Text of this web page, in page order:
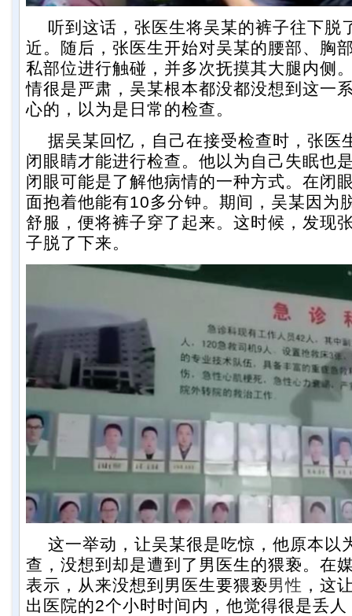
听到这话，张医生将吴某的裤子往下脱
近。随后，张医生开始对吴某的腰部、胸
私部位进行触碰，并多次抚摸其大腿内侧
情很是严肃，吴某根本都没都没想到这一
心的，以为是日常的检查。
据吴某回忆，自己在接受检查时，张医
闭眼睛才能进行检查。他以为自己失眠也
闭眼可能是了解他病情的一种方式。在闭
面抱着他能有10多分钟。期间，吴某因为
舒服，便将裤子穿了起来。这时候，发现
子脱了下来。
这一举动，让吴某很是吃惊，他原本以
查，没想到却是遭到了男医生的猥亵。在
表示，从来没想到男医生要猥亵男性 ，这
出医院的2个小时时间内，他觉得很是丢